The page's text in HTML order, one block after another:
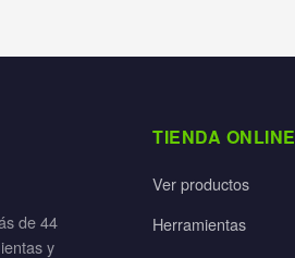
de 44
y
TIENDA ONLINE
Ver productos
Herramientas